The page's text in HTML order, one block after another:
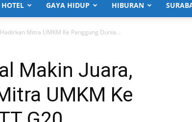
HOTEL GAYA HIDUP HIBURAN
Mitra UMKM Ke Panggung Dunia...
Makin Juara,
UMKM Ke